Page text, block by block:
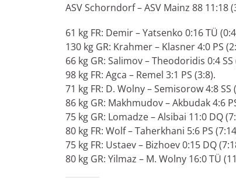
ASV Schorndorf – ASV Mainz 88 11:18
61 kg FR: Demir – Yatsenko 0:16 TÜ
130 kg GR: Krahmer – Klasner 4:0 PS
66 kg GR: Salimov – Theodoridis 0:4 SS
98 kg FR: Agca – Remel 3:1 PS (3:8).
71 kg FR: D. Wolny – Semisorow 4:8 SS
86 kg GR: Makhmudov – Akbudak 4:6
75 kg GR: Lomadze – Alsibai 11:0 DQ
80 kg FR: Wolf – Taherkhani 5:6 PS
75 kg FR: Ustaev – Bizhoev 0:15 DQ
80 kg GR: Yilmaz – M. Wolny 16:0 TÜ